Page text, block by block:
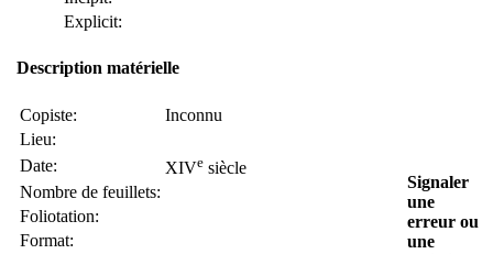
Explicit:
Description matérielle
Copiste:
Inconnu
Lieu:
Date:
XIVe siècle
Nombre de feuillets:
Foliotation:
Format:
Signaler
une
erreur ou
une